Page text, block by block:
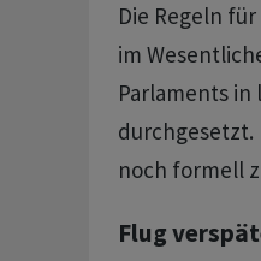
Die Regeln
im
Parlaments
durchgesetzt.
noch formell
Flug